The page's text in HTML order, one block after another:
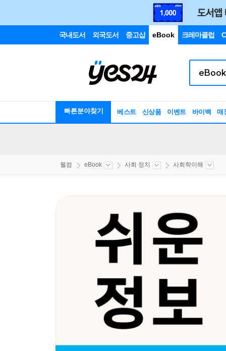
국내도서 외국도서 중고샵 eBook 크레마클럽
빠른분야찾기 베스트 신상품 이벤트 바이백 매
웰컴 eBook 사회 정치 사회학이해